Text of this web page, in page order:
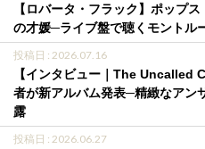
【ロバータ・フラック】ポップ
の才媛─ライブ盤で聴くモントル
投稿日 : 2026.07.16
【インタビュー｜The Uncalled
者が新アルバム発表─精緻なアン
露
投稿日 : 2026.06.27